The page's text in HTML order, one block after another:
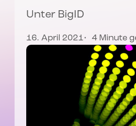
Unter BigID
16. April 2021 4 Minute